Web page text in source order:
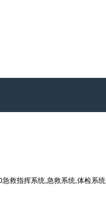
救指挥系统,急救系统,体检系统